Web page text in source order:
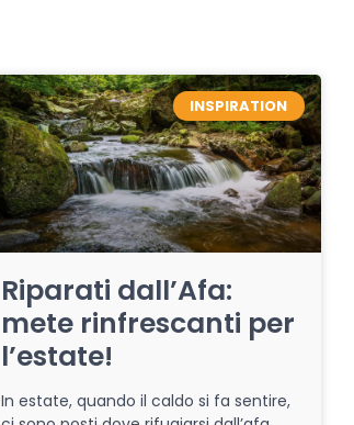
INSPIRATION
Riparati dall’Afa:
mete rinfrescanti per
l’estate!
In estate, quando il caldo si fa sentire,